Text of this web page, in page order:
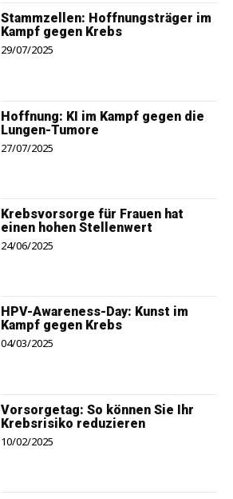
Stammzellen: Hoffnungsträger im
Kampf gegen Krebs
29/07/2025
Hoffnung: KI im Kampf gegen die
Lungen-Tumore
27/07/2025
Krebsvorsorge für Frauen hat
einen hohen Stellenwert
24/06/2025
HPV-Awareness-Day: Kunst im
Kampf gegen Krebs
04/03/2025
Vorsorgetag: So können Sie Ihr
Krebsrisiko reduzieren
10/02/2025